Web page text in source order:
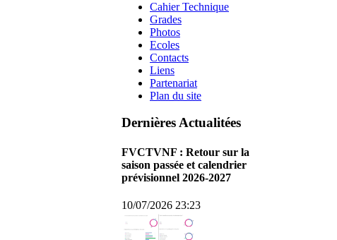
Cahier Technique
Grades
Photos
Ecoles
Contacts
Liens
Partenariat
Plan du site
Dernières Actualitées
FVCTVNF : Retour sur la
saison passée et calendrier
prévisionnel 2026-2027
10/07/2026 23:23